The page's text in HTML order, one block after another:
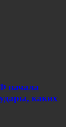
начала
каких